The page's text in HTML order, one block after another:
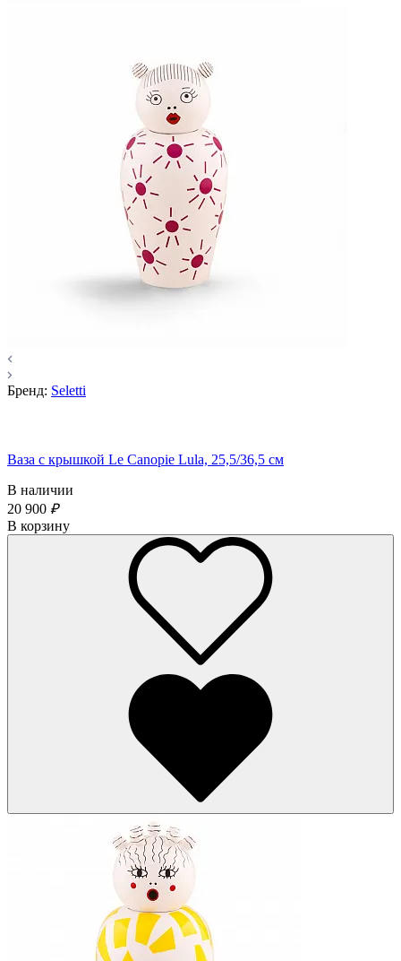
Бренд: Seletti
Ваза с крышкой Le Canopie Lula, 25,5/36,5 см
В наличии
20 900 ₽
В корзину